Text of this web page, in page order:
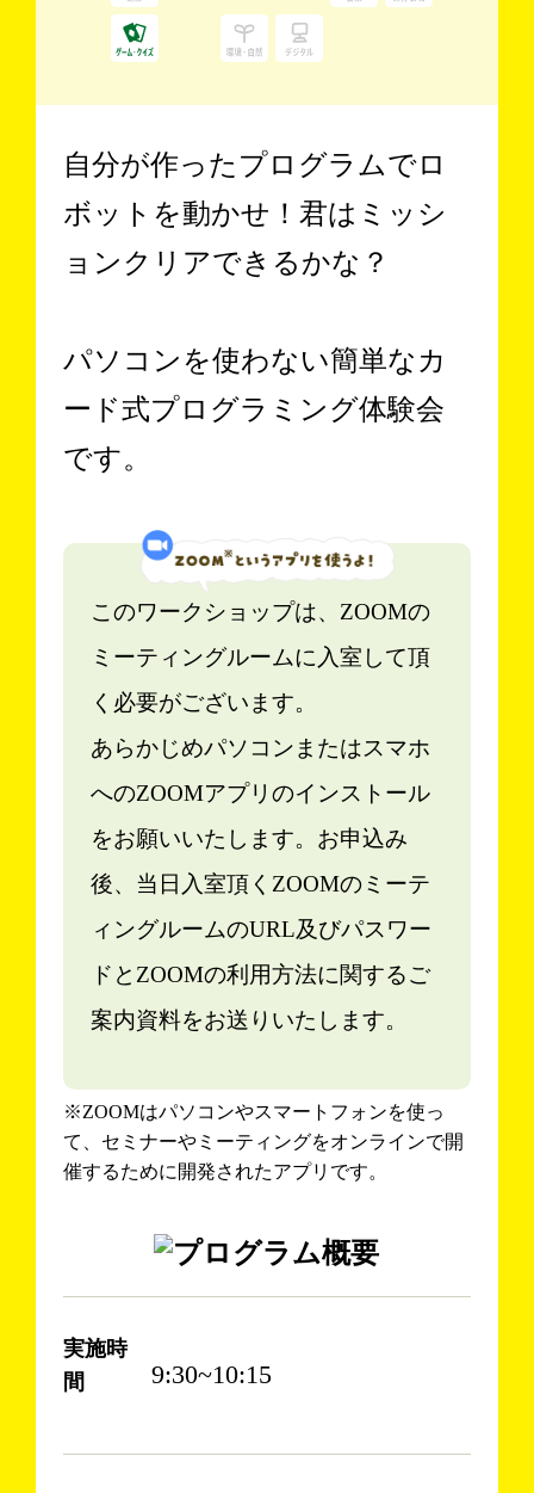
自分が作ったプログラムでロ
ボットを動かせ！君はミッシ
ョンクリアできるかな？
パソコンを使わない簡単なカ
ード式プログラミング体験会
です。
このワークショップは、ZOOMの
ミーティングルームに入室して頂
く必要がございます。
あらかじめパソコンまたはスマホ
へのZOOMアプリのインストール
をお願いいたします。お申込み
後、当日入室頂くZOOMのミーテ
ィングルームのURL及びパスワー
ドとZOOMの利用方法に関するご
案内資料をお送りいたします。
※ZOOMはパソコンやスマートフォンを使っ
て、セミナーやミーティングをオンラインで開
催するために開発されたアプリです。
実施時
間
9:30~10:15